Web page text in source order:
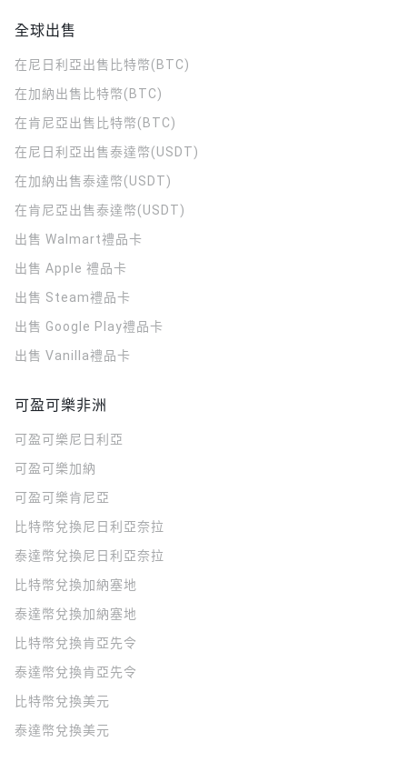
全球出售
在尼日利亞出售比特幣(BTC)
在加納出售比特幣(BTC)
在肯尼亞出售比特幣(BTC)
在尼日利亞出售泰達幣(USDT)
在加納出售泰達幣(USDT)
在肯尼亞出售泰達幣(USDT)
出售 Walmart禮品卡
出售 Apple 禮品卡
出售 Steam禮品卡
出售 Google Play禮品卡
出售 Vanilla禮品卡
可盈可樂非洲
可盈可樂 尼日利亞
可盈可樂加納
可盈可樂肯尼亞
比特幣兌換尼日利亞奈拉
泰達幣兌換尼日利亞奈拉
比特幣兌換加納塞地
泰達幣兌換加納塞地
比特幣兌換肯亞先令
泰達幣兌換肯亞先令
比特幣兌換美元
泰達幣兌換美元